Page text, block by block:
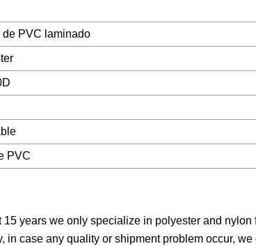
de PVC laminado
PVC
years we only specialize in polyester and nylon
case any quality or shipment problem occur, we